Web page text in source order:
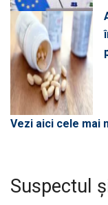
Vezi aici cele mai
Suspectul